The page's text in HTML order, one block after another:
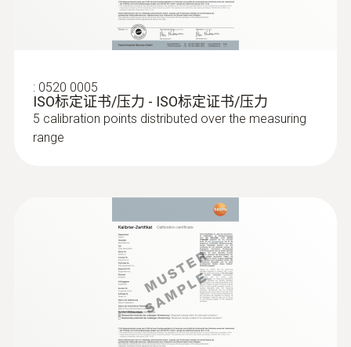
: 0520 0005
ISO标定证书/压力 - ISO标定证书/压力
5 calibration points distributed over the measuring
range